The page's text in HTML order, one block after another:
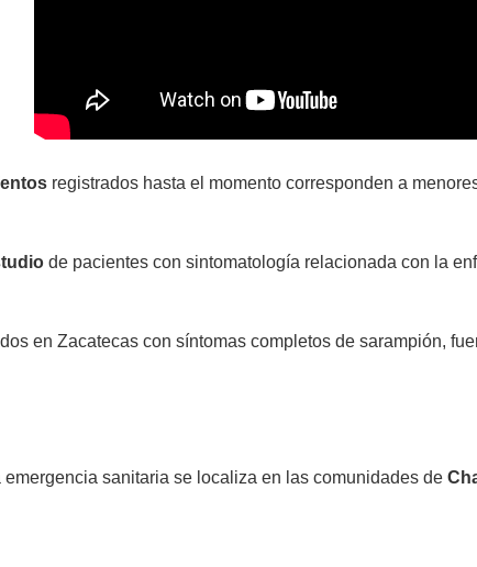
registrados hasta el momento corresponden a
de pacientes con sintomatología relacionada con la
en Zacatecas con síntomas completos de sarampión,
sanitaria se localiza en las comunidades de